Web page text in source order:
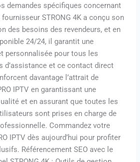
demandes spécifiques concernant
STRONG 4K a conçu son
des besoins des revendeurs, et en
24/24, il garantit une
personnalisée pour tous les
d’assistance et ce contact direct
davantage l’attrait de
IPTV en garantissant une
et en assurant que toutes les
sont prises en charge de
Commandez votre
IPTV dès aujourd’hui pour profiter
Référencement SEO avec le